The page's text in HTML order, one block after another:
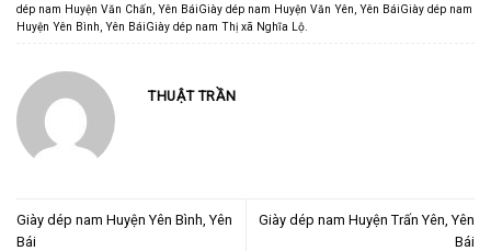
dép nam Huyện Văn Chấn, Yên BáiGiày dép nam Huyện Văn Yên, Yên BáiGiày dép nam
Huyện Yên Bình, Yên BáiGiày dép nam Thị xã Nghĩa Lộ.
THUẬT TRẦN
Giày dép nam Huyện Yên Bình, Yên
Bái
Giày dép nam Huyện Trấn Yên, Yên
Bái